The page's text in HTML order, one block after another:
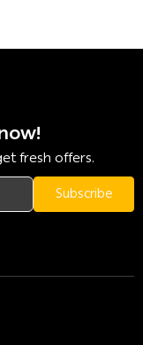
fresh offers.
Subscribe